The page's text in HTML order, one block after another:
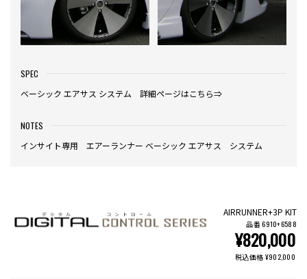
SPEC
ベーシック エアサス システム 詳細ページはこちら⇒
NOTES
インサイト専用 エアーランナー ベーシック エアサス システム
AIRRUNNER+3P KIT
¥820,000
品番 6910+6588
税込価格 ¥902,000